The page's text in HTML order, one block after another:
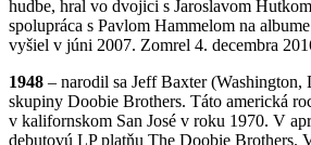
hudbe, hral vo dvojici s Jaroslavom
spolupráca s Pavlom Hammelom na
vyšiel v júni 2007. Zomrel 4. decembra
1948 – narodil sa Jeff Baxter
skupiny Doobie Brothers. Táto americká
v kalifornskom San José v roku 1970. V
debutovú LP platňu The Doobie Brothers.